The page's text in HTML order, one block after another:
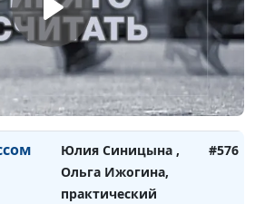
психолог
Юлия Синицына ,
Ольга Ижогина,
практический
психолог
#577
Юлия Синицына ,
Ольга Ижогина,
практический
#576